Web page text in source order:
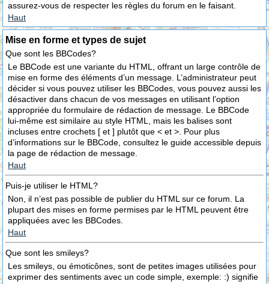
assurez-vous de respecter les règles du forum en le faisant.
Haut
Mise en forme et types de sujet
Que sont les BBCodes?
Le BBCode est une variante du HTML, offrant un large contrôle de
mise en forme des éléments d’un message. L’administrateur peut
décider si vous pouvez utiliser les BBCodes, vous pouvez aussi les
désactiver dans chacun de vos messages en utilisant l’option
appropriée du formulaire de rédaction de message. Le BBCode
lui-même est similaire au style HTML, mais les balises sont
incluses entre crochets [ et ] plutôt que < et >. Pour plus
d’informations sur le BBCode, consultez le guide accessible depuis
la page de rédaction de message.
Haut
Puis-je utiliser le HTML?
Non, il n’est pas possible de publier du HTML sur ce forum. La
plupart des mises en forme permises par le HTML peuvent être
appliquées avec les BBCodes.
Haut
Que sont les smileys?
Les smileys, ou émoticônes, sont de petites images utilisées pour
exprimer des sentiments avec un code simple, exemple: :) signifie